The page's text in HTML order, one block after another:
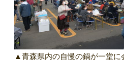
▲青森県内の自慢の鍋が一堂に